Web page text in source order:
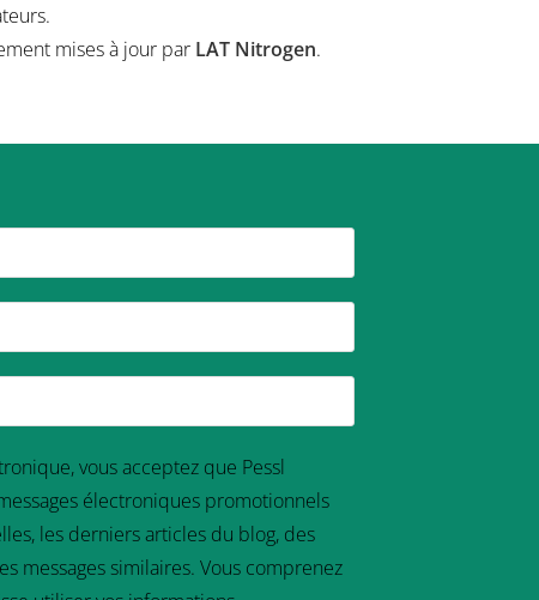
mises à jour par LAT Nitrogen.
vous acceptez que Pessl
électroniques promotionnels
les derniers articles du blog, des
messages similaires. Vous comprenez